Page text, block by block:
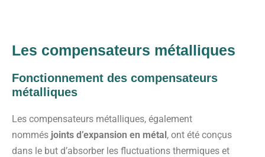
Les compensateurs métalliques
Fonctionnement des compensateurs
métalliques
Les compensateurs métalliques, également
nommés joints d’expansion en métal, ont été conçus
dans le but d’absorber les fluctuations thermiques et